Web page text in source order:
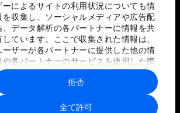
ーによるサイトの利用状況についても情
を収集し、ソーシャルメディアや広告配
、データ解析の各パートナーに情報を共
しています。ここで収集された情報は、
ーザーが各パートナーに提供した他の情
や各パートナーのサービスを使用した際
収集された情報と組み合わされ、各パー
ナーによって使用されることがありま
。
全て許可
拒否
バシーポリシーと利用規約